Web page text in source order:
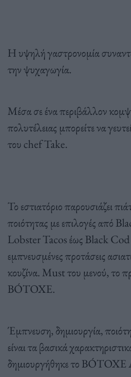
Η υψηλή γαστρονομία
την ψυχαγωγία.
Μέσα σε ένα περιβάλλον
πολυτέλειας μπορείτε να
του chef Take.
Το εστιατόριο παρουσιάζει
ποιότητας με επιλογές από
Lobster Tacos έως Black
εμπνευσμένες προτάσεις
κουζίνα. Μust του μενού, το
BÓTOXE.
Έμπνευση, δημιουργία,
είναι τα βασικά
δημιουργήθηκε το